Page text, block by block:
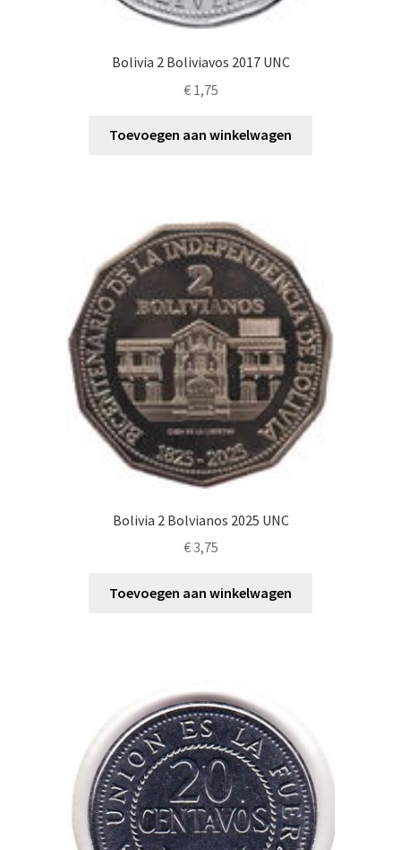
Bolivia 2 Boliviavos 2017 UNC
€1,75
Toevoegen aan winkelwagen
Bolivia 2 Bolvianos 2025 UNC
€3,75
Toevoegen aan winkelwagen